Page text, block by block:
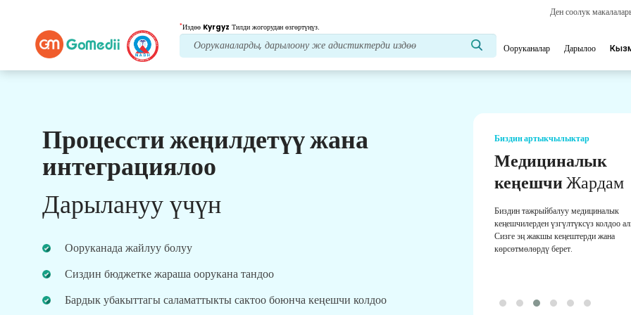
Ден соолук
*Издөө Kyrgyz Тилди жогорудан өзгөртүңүз.
Ооруканалар Дарылоо
Процессти жеңилдетүү жана
интеграциялоо
Дарылануу үчүн
Ооруканада жайлуу болуу
Сиздин бюджетке жараша оорукана тандоо
Бардык убакыттагы саламаттыкты сактоо боюнча кеңешчи колдоо
Биздин артыкчылыктар
Пост дарылоокам
көрүү
Ар дайым көйгөйлөрүңүздү чечүү үчүн биздин
дарылоо муктаждыктарыңыз боюнча
Биздин артыкчылыктар
Медициналык
кеңешчиЖардам
Биздин тажрыйбалуу медициналык
кеңешчилерден үзгүлтүксүз колдоо
Сизге эң жакшы кеңештерди жана
көрсөтмөлөрдү берет.